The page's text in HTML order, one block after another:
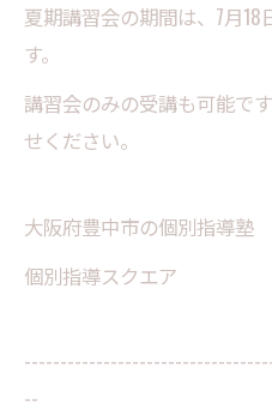
夏期講習会の期間は、7月
す。
講習会のみの受講も可能で
せください。
大阪府豊中市の個別指導塾
個別指導スクエア
--